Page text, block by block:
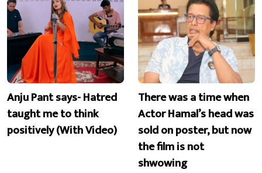
Anju Pant says- Hatred
taught me to think
positively (With Video)
There was a time when
Actor Hamal’s head was
sold on poster, but now
the film is not
shwowing